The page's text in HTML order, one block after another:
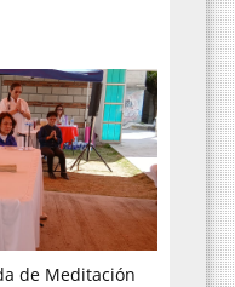
de Meditación